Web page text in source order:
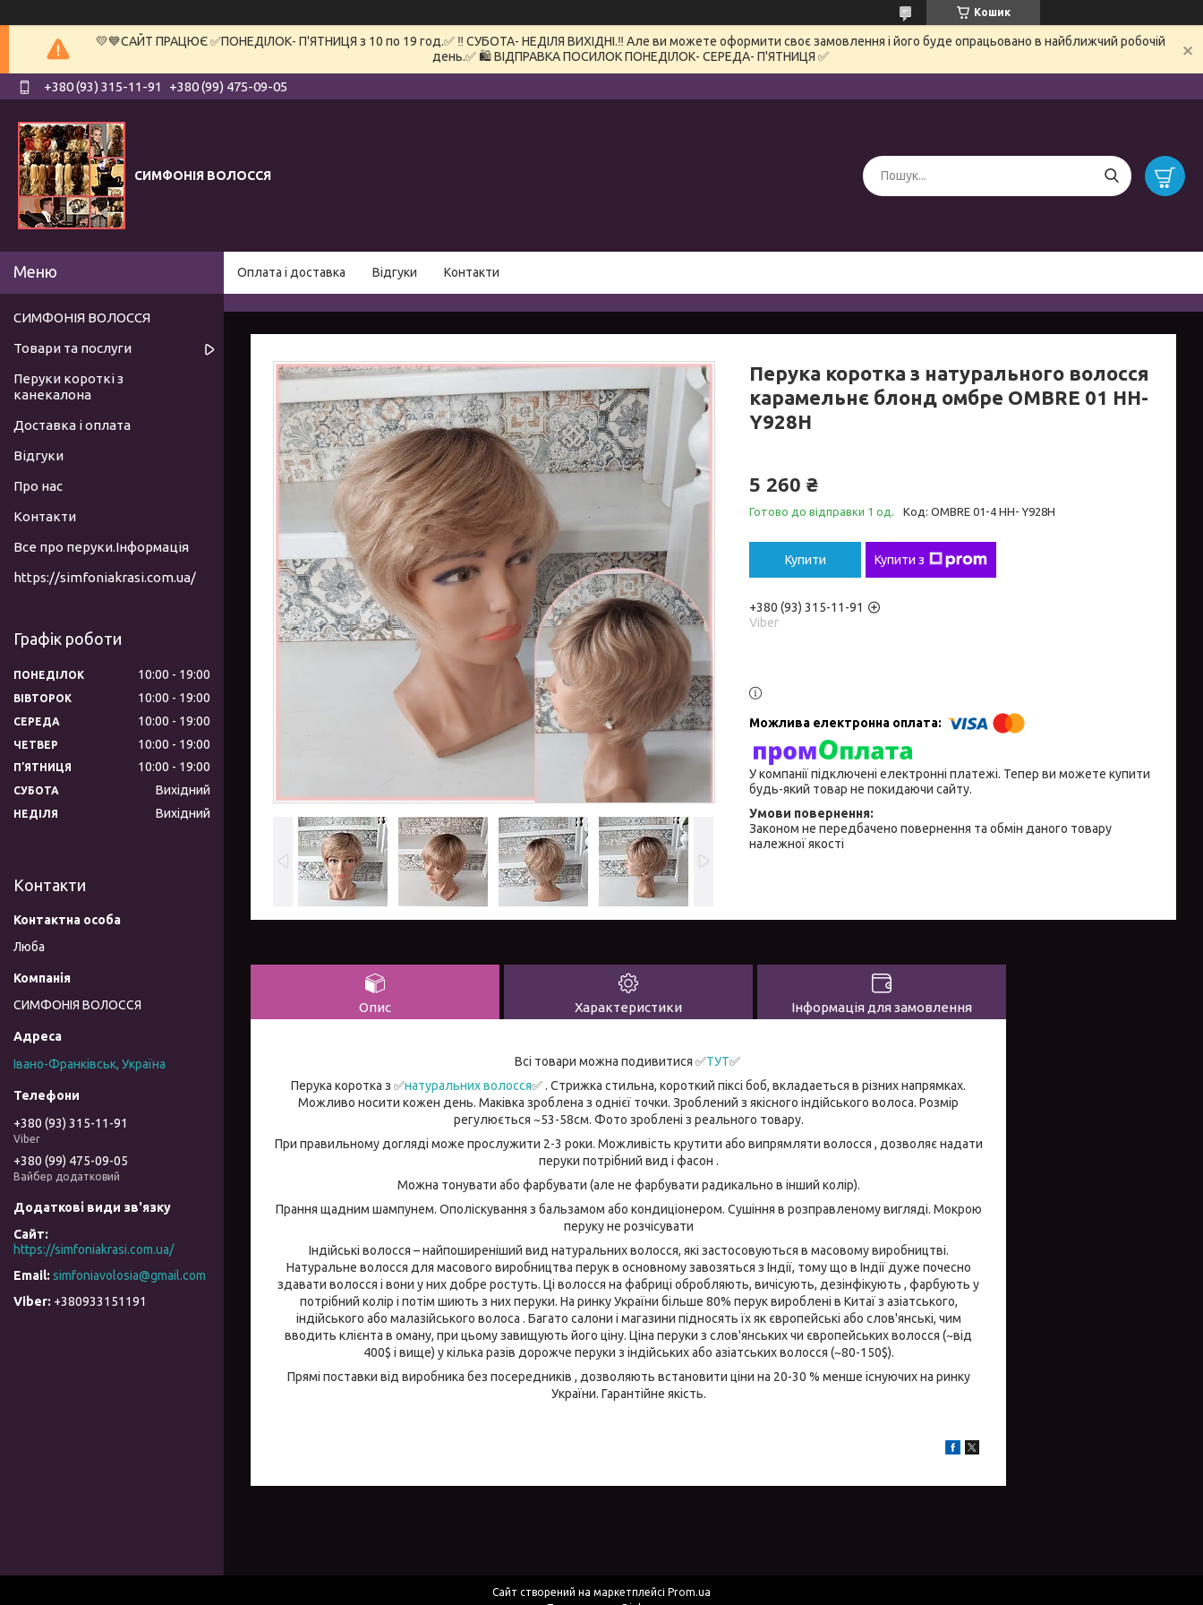
Кошик
💛💙САЙТ ПРАЦЮЄ ✅ПОНЕДІЛОК- П'ЯТНИЦЯ з 10 по 19 год.✅ ‼️ СУБОТА- НЕДІЛЯ ВИХІДНІ.‼️ Але ви можете оформити своє замовлення і його буде опрацьовано в найближчий робочій
день.✅ 🛍️ ВІДПРАВКА ПОСИЛОК ПОНЕДІЛОК- СЕРЕДА- П'ЯТНИЦЯ ✅
+380 (93) 315-11-91 +380 (99) 475-09-05
СИМФОНІЯ ВОЛОССЯ
Оплата і доставка Відгуки Контакти
Перука коротка з натурального волосся
карамельнє блонд омбре OMBRE 01 HH-
Y928H
5 260 ₴
Готово до відправки 1 од. Код: OMBRE 01-4 HH- Y928H
Купити Купити з
+380 (93) 315-11-91
Viber
У компанії підключені електронні платежі. Тепер ви можете купити
будь-який товар не покидаючи сайту.
Законом не передбачено повернення та обмін даного товару
належної якості
Опис Характеристики Інформація для замовлення
Всі товари можна подивитися ✅ТУТ✅
Перука коротка з ✅натуральних волосся✅ . Стрижка стильна, короткий піксі боб, вкладаеться в різних напрямках.
Можливо носити кожен день. Маківка зроблена з однієї точки. Зроблений з якісного індійського волоса. Розмір
регулюється ~53-58см. Фото зроблені з реального товару.
При правильному догляді може прослужити 2-3 роки. Можливість крутити або випрямляти волосся , дозволяє надати
перуки потрібний вид і фасон .
Можна тонувати або фарбувати (але не фарбувати радикально в інший колір).
Прання щадним шампунем. Ополіскування з бальзамом або кондиціонером. Сушіння в розправленому вигляді. Мокрою
перуку не розчісувати
Індійські волосся – найпоширеніший вид натуральних волосся, які застосовуються в масовому виробництві.
Натуральне волосся для масового виробництва перук в основному завозяться з Індії, тому що в Індії дуже почесно
здавати волосся і вони у них добре ростуть. Ці волосся на фабриці обробляють, вичісують, дезінфікують , фарбують у
потрібний колір і потім шиють з них перуки. На ринку України більше 80% перук вироблені в Китаї з азіатського,
індійського або малазійського волоса . Багато салони і магазини підносять їх як європейські або слов'янські, чим
вводить клієнта в оману, при цьому завищують його ціну. Ціна перуки з слов'янських чи європейських волосся (~від
400$ і вище) у кілька разів дорожче перуки з індійських або азіатських волосся (~80-150$).
Прямі поставки від виробника без посередників , дозволяють встановити ціни на 20-30 % менше існуючих на ринку
України. Гарантійне якість.
СИМФОНІЯ ВОЛОССЯ
Товари та послуги
Перуки короткі з
канекалона
Доставка і оплата
Відгуки
Про нас
Контакти
Все про перуки.Інформація
https://simfoniakrasi.com.ua/
Графік роботи
ПОНЕДІЛОК 10:00 19:00
ВІВТОРОК 10:00 19:00
СЕРЕДА 10:00 19:00
ЧЕТВЕР 10:00 19:00
ПʼЯТНИЦЯ 10:00 19:00
СУБОТА Вихідний
НЕДІЛЯ Вихідний
Контакти
Люба
СИМФОНІЯ ВОЛОССЯ
Івано-Франківськ, Україна
+380 (93) 315-11-91
Viber
+380 (99) 475-09-05
Вайбер додатковий
https://simfoniakrasi.com.ua/
simfoniavolosia@gmail.com
+380933151191
Сайт створений на маркетплейсі Prom.ua